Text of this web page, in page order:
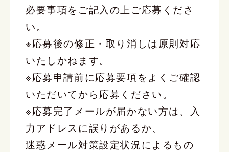
必要事項をご記入の上ご応募くださ
い。
※応募後の修正・取り消しは原則対応
いたしかねます。
※応募申請前に応募要項をよくご確認
いただいてから応募ください。
※応募完了メールが届かない方は、入
力アドレスに誤りがあるか、
迷惑メール対策設定状況によるもの